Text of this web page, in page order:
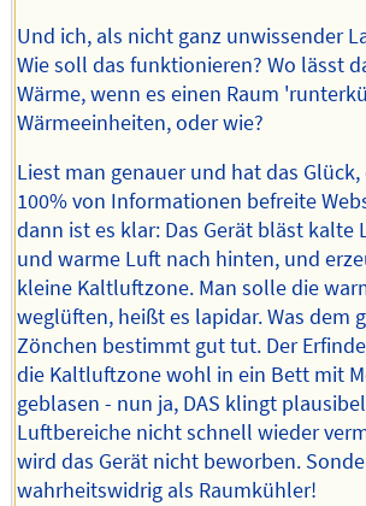
Und ich, als nicht ganz unwissender
Wie soll das funktionieren? Wo lässt
Wärme, wenn es einen Raum
Wärmeeinheiten, oder wie?
Liest man genauer und hat das
100% von Informationen befreite
dann ist es klar: Das Gerät bläst kalte
und warme Luft nach hinten, und
kleine Kaltluftzone. Man solle die
weglüften, heißt es lapidar. Was dem
Zönchen bestimmt gut tut. Der
die Kaltluftzone wohl in ein Bett mit
geblasen - nun ja, DAS klingt
Luftbereiche nicht schnell wieder
wird das Gerät nicht beworben.
wahrheitswidrig als Raumkühler!